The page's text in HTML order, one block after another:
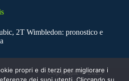
2T Wimbledon: pronostico e
Copyright © 2025
propri e di terzi per migliorare i